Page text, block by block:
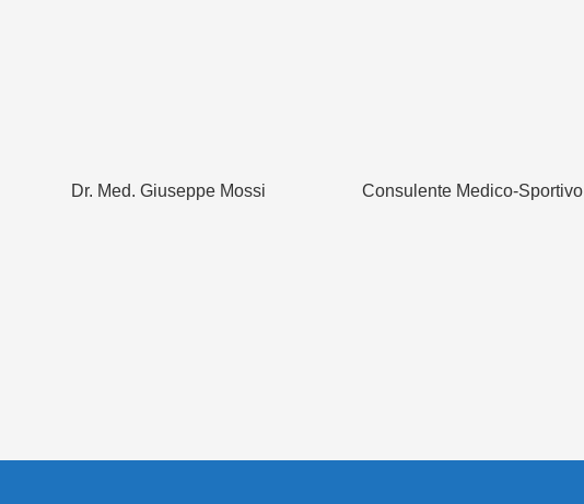
Dr. Med. Giuseppe Mossi Consulente Medico-Sportivo